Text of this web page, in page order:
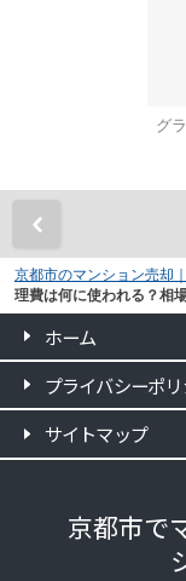
グ
京都市のマンション売却
理費は何に使われる？相
ホーム
プライバシーポ
サイトマップ
京都市で